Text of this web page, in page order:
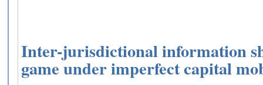
Inter-jurisdictional information
game under imperfect capital